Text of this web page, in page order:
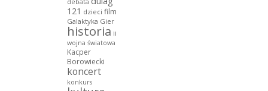
debata
121 dzieci film
Galaktyka Gier
historia ii
wojna światowa
Kacper
Borowiecki
koncert
konkurs